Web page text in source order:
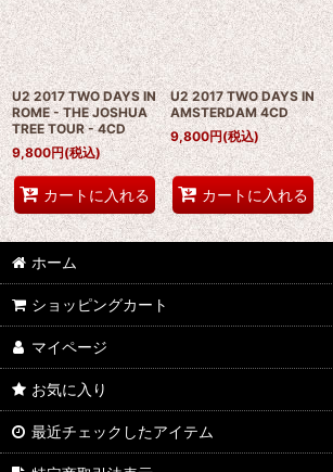
U2 2017 TWO DAYS IN
ROME - THE JOSHUA
TREE TOUR - 4CD
9,800円(税込)
カートに入れる
U2 2017 TWO DAYS IN
AMSTERDAM 4CD
9,800円(税込)
カートに入れる
ホーム
ショッピングカート
マイページ
お気に入り
最近チェックしたアイテム